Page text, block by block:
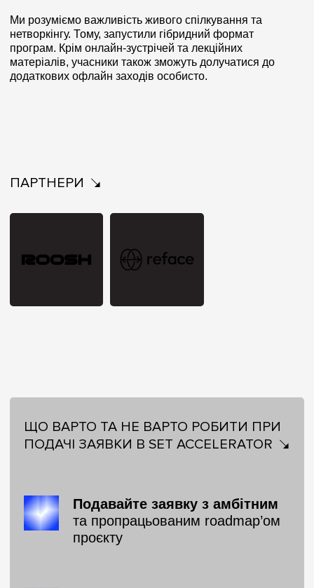
Ми розуміємо важливість живого спілкування та
нетворкінгу. Тому, запустили гібридний формат
програм. Крім онлайн-зустрічей та лекційних
матеріалів, учасники також зможуть долучатися до
додаткових офлайн заходів особисто.
ПАРТНЕРИ
ЩО ВАРТО ТА НЕ ВАРТО РОБИТИ ПРИ
ПОДАЧІ ЗАЯВКИ В SET ACCELERATOR
Подавайте заявку з амбітним
та пропрацьованим roadmap’ом
проєкту